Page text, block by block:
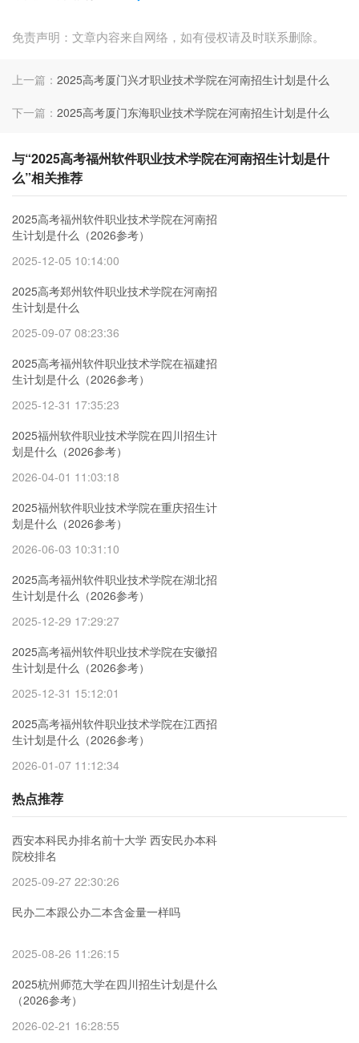
免责声明：文章内容来自网络，如有侵权请及时联系删除。
上一篇： 2025高考厦门兴才职业技术学院在河南招生计划是什么
下一篇： 2025高考厦门东海职业技术学院在河南招生计划是什么
与“2025高考福州软件职业技术学院在河南招生计划是什
么”相关推荐
2025高考福州软件职业技术学院在河南招
生计划是什么（2026参考）
2025-12-05 10:14:00
2025高考郑州软件职业技术学院在河南招
生计划是什么
2025-09-07 08:23:36
2025高考福州软件职业技术学院在福建招
生计划是什么（2026参考）
2025-12-31 17:35:23
2025福州软件职业技术学院在四川招生计
划是什么（2026参考）
2026-04-01 11:03:18
2025福州软件职业技术学院在重庆招生计
划是什么（2026参考）
2026-06-03 10:31:10
2025高考福州软件职业技术学院在湖北招
生计划是什么（2026参考）
2025-12-29 17:29:27
2025高考福州软件职业技术学院在安徽招
生计划是什么（2026参考）
2025-12-31 15:12:01
2025高考福州软件职业技术学院在江西招
生计划是什么（2026参考）
2026-01-07 11:12:34
热点推荐
西安本科民办排名前十大学 西安民办本科
院校排名
2025-09-27 22:30:26
民办二本跟公办二本含金量一样吗
2025-08-26 11:26:15
2025杭州师范大学在四川招生计划是什么
（2026参考）
2026-02-21 16:28:55